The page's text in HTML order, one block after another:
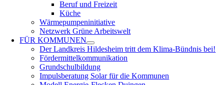
Beruf und Freizeit
Küche
Wärmepumpeninitiative
Netzwerk Grüne Arbeitswelt
FÜRKOMMUNEN
Der Landkreis Hildesheim tritt dem Klima-Bündnis bei!
Fördermittelkommunikation
Grundschulbildung
Impulsberatung Solar für die Kommunen